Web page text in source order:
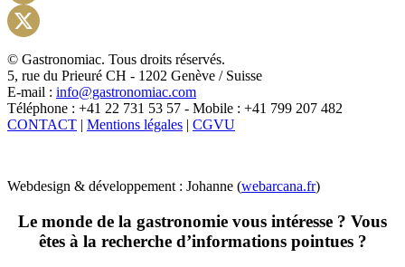
X
© Gastronomiac. Tous droits réservés.
5, rue du Prieuré CH - 1202 Genève / Suisse
E-mail : info@gastronomiac.com
Téléphone : +41 22 731 53 57 - Mobile : +41 799 207 482
CONTACT | Mentions légales | CGVU
Webdesign & développement : Johanne (webarcana.fr)
Le monde de la gastronomie vous intéresse ? Vous
êtes à la recherche d’informations pointues ?